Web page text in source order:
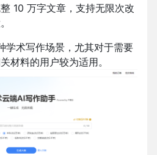
10 万字文章，支持无限次改
学术写作场景，尤其对于需要
材料的用户较为适用。